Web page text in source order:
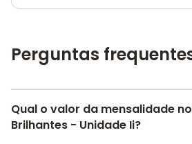
Perguntas
Qual o valor da mensalidade
Brilhantes - Unidade Ii?